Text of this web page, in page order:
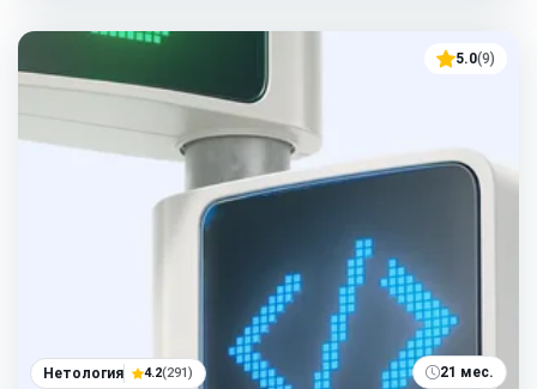
5.0(9)
Нетология 4.2(291) 21 мес.